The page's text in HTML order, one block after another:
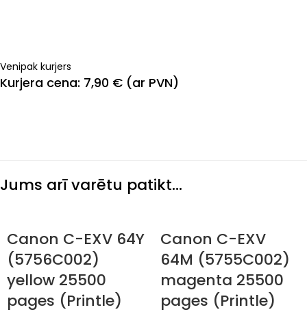
Venipak kurjers
Kurjera cena: 7,90 € (ar PVN)
Jums arī varētu patikt…
Canon C-EXV 64Y
(5756C002)
yellow 25500
pages (Printle)
Canon C-EXV
64M (5755C002)
magenta 25500
pages (Printle)